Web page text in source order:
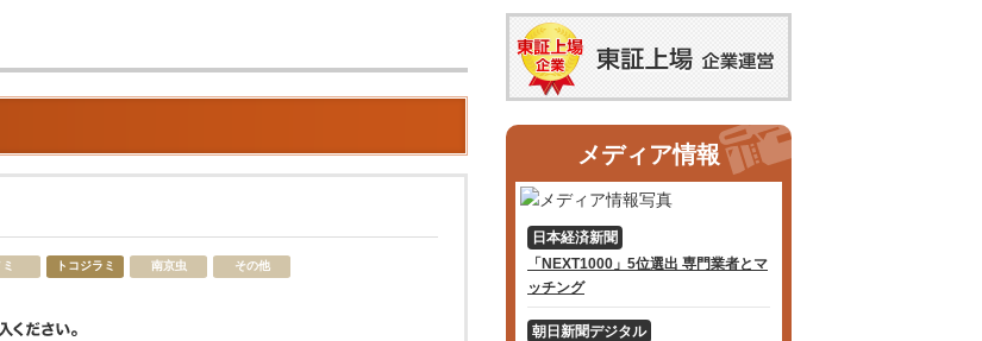
ミ トコジラミ 南京虫 その他
メディア情報
日本経済新聞
「NEXT1000」5位選出 専門業者とマ
ッチング
朝日新聞デジタル